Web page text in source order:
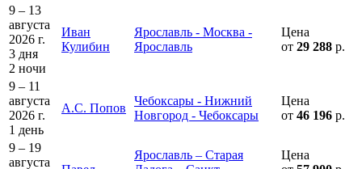
9 – 13
августа
2026 г.
3 дня
2 ночи
Иван
Кулибин
Ярославль - Москва -
Ярославль
Цена
от 29 288 р.
9 – 11
августа
2026 г.
1 день
А.С. Попов
Чебоксары - Нижний
Новгород - Чебоксары
Цена
от 46 196 р.
9 – 19
августа
Ярославль – Старая
Цена